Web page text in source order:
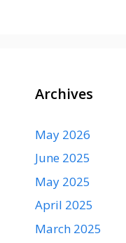
Archives
May 2026
June 2025
May 2025
April 2025
March 2025